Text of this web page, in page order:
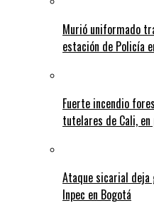
Murió uniformado
estación de Policía
Fuerte incendio
tutelares de Cali,
Ataque sicarial
Inpec en Bogotá